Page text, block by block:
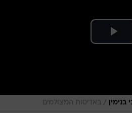
/ באדיסות המצולמים